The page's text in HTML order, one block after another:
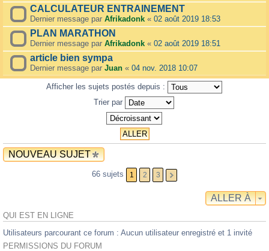
CALCULATEUR ENTRAINEMENT
Dernier message par Afrikadonk « 02 août 2019 18:53
PLAN MARATHON
Dernier message par Afrikadonk « 02 août 2019 18:51
article bien sympa
Dernier message par Juan « 04 nov. 2018 10:07
Afficher les sujets postés depuis :
Trier par
NOUVEAU SUJET
66 sujets 1 2 3
ALLER À
QUI EST EN LIGNE
Utilisateurs parcourant ce forum : Aucun utilisateur enregistré et 1 invité
PERMISSIONS DU FORUM